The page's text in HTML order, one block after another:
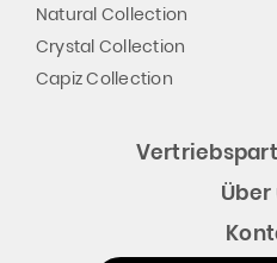
Natural Collection
Crystal Collection
Capiz Collection
Über